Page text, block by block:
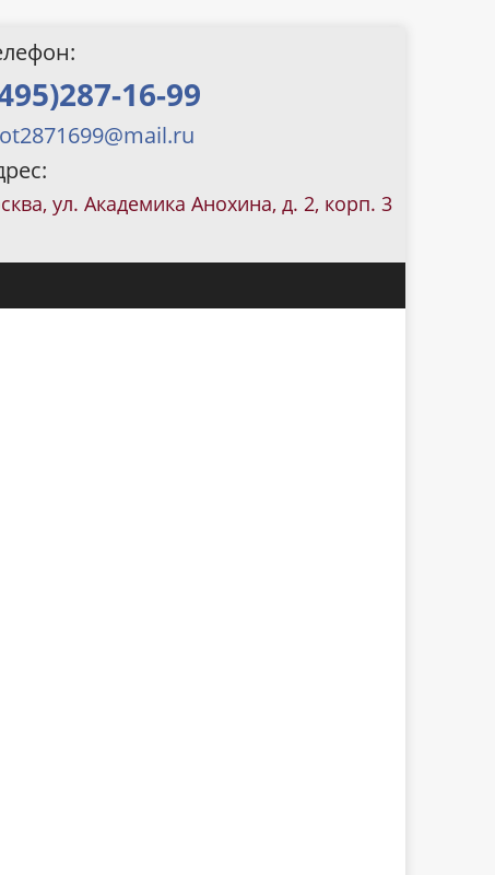
16-99
ул. Академика Анохина, д. 2, корп. 3